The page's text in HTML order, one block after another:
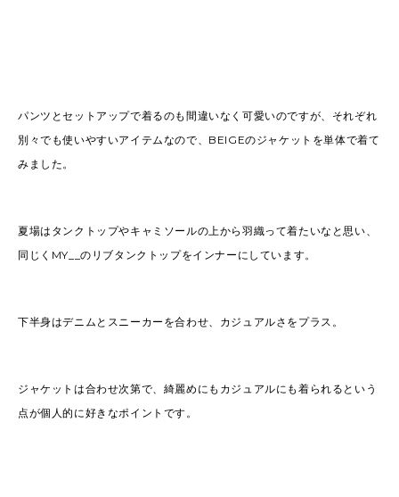
パンツとセットアップで着るのも間違いなく可愛いのですが、それぞれ
別々でも使いやすいアイテムなので、BEIGEのジャケットを単体で着て
みました。
夏場はタンクトップやキャミソールの上から羽織って着たいなと思い、
同じくMY__のリブタンクトップをインナーにしています。
下半身はデニムとスニーカーを合わせ、カジュアルさをプラス。
ジャケットは合わせ次第で、綺麗めにもカジュアルにも着られるという
点が個人的に好きなポイントです。